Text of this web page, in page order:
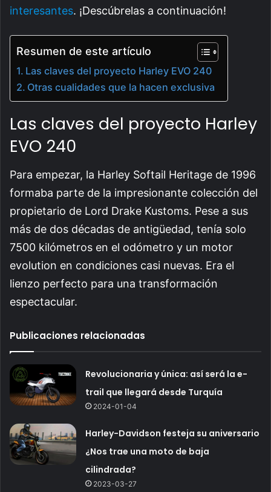
interesantes. ¡Descúbrelas a continuación!
Resumen de este artículo
Las claves del proyecto Harley EVO 240
Otras cualidades que la hacen exclusiva
Las claves del proyecto Harley
EVO 240
Para empezar, la Harley Softail Heritage de 1996
formaba parte de la impresionante colección del
propietario de Lord Drake Kustoms. Pese a sus
más de dos décadas de antigüedad, tenía solo
7500 kilómetros en el odómetro y un motor
evolution en condiciones casi nuevas. Era el
lienzo perfecto para una transformación
espectacular.
Publicaciones relacionadas
Revolucionaria y única: así será la e-
trail que llegará desde Turquía
2024-01-04
Harley-Davidson festeja su aniversario
¿Nos trae una moto de baja
cilindrada?
2023-03-27